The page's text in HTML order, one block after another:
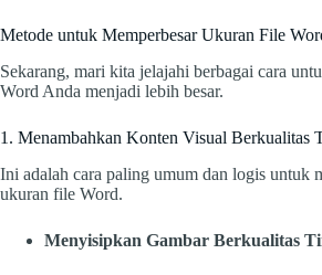
Metode untuk Memperbesar Ukuran File
Sekarang, mari kita jelajahi berbagai cara
Word Anda menjadi lebih besar.
1. Menambahkan Konten Visual Berkualitas
Ini adalah cara paling umum dan logis untuk
ukuran file Word.
Menyisipkan Gambar Berkualitas